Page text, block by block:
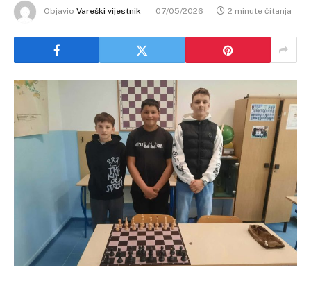
Objavio Vareški vijestnik 07/05/2026 2 minute čitanja